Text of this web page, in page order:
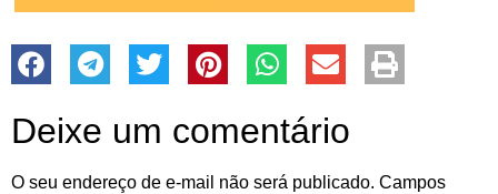
Deixe um comentário
O seu endereço de e-mail não será publicado. Campos